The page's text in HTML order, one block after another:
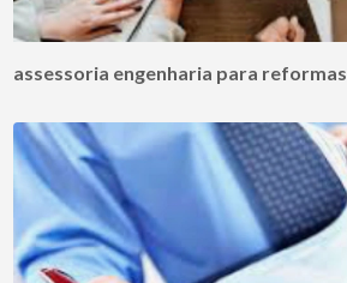
assessoria engenharia para reformas